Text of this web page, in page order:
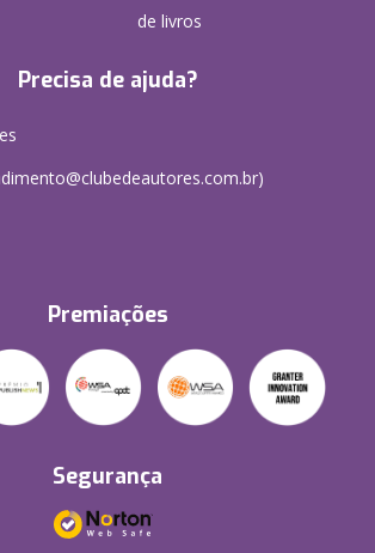
de livros
Precisa de ajuda?
Premiações
Segurança